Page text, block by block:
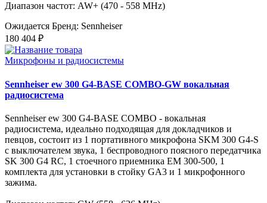
Диапазон частот: AW+ (470 - 558 MHz)
Ожидается Бренд: Sennheiser
180 404 ₽
Микрофоны и радиосистемы
Sennheiser ew 300 G4-BASE COMBO-GW вокальная
радиосистема
Sennheiser ew 300 G4-BASE COMBO - вокальная
радиосистема, идеально подходящая для докладчиков и
певцов, состоит из 1 портативного микрофона SKM 300 G4-S
с выключателем звука, 1 беспроводного поясного передатчика
SK 300 G4 RC, 1 стоечного приемника EM 300-500, 1
комплекта для установки в стойку GA3 и 1 микрофонного
зажима.